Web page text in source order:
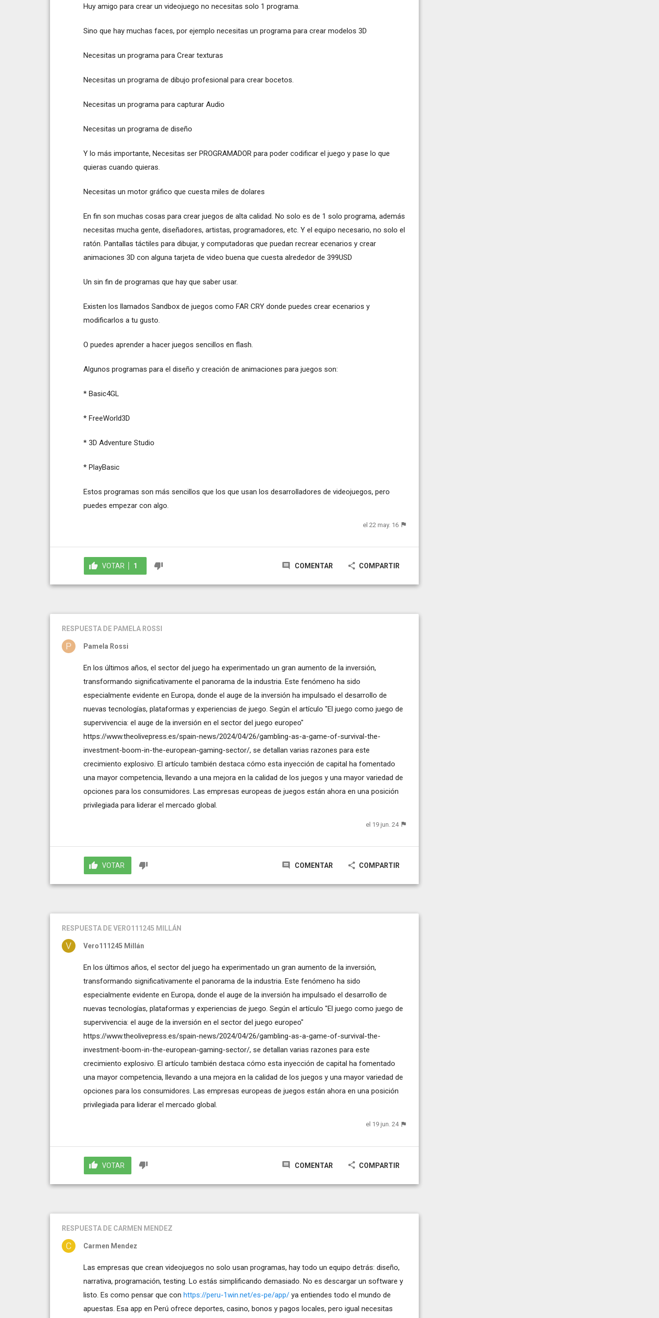
Huy amigo para crear un videojuego no necesitas solo 1 programa.
Sino que hay muchas faces, por ejemplo necesitas un programa para crear modelos 3D
Necesitas un programa para Crear texturas
Necesitas un programa de dibujo profesional para crear bocetos.
Necesitas un programa para capturar Audio
Necesitas un programa de diseño
Y lo más importante, Necesitas ser PROGRAMADOR para poder codificar el juego y pase lo que
quieras cuando quieras.
Necesitas un motor gráfico que cuesta miles de dolares
En fin son muchas cosas para crear juegos de alta calidad. No solo es de 1 solo programa, además
necesitas mucha gente, diseñadores, artistas, programadores, etc. Y el equipo necesario, no solo el
ratón. Pantallas táctiles para dibujar, y computadoras que puedan recrear ecenarios y crear
animaciones 3D con alguna tarjeta de video buena que cuesta alrededor de 399USD
Un sin fin de programas que hay que saber usar.
Existen los llamados Sandbox de juegos como FAR CRY donde puedes crear ecenarios y
modificarlos a tu gusto.
O puedes aprender a hacer juegos sencillos en flash.
Algunos programas para el diseño y creación de animaciones para juegos son:
* Basic4GL
* FreeWorld3D
* 3D Adventure Studio
* PlayBasic
Estos programas son más sencillos que los que usan los desarrolladores de videojuegos, pero
puedes empezar con algo.
el 22 may. 16
VOTAR 1 COMENTAR COMPARTIR
RESPUESTA DE PAMELA ROSSI
Pamela Rossi
En los últimos años, el sector del juego ha experimentado un gran aumento de la inversión,
transformando significativamente el panorama de la industria. Este fenómeno ha sido
especialmente evidente en Europa, donde el auge de la inversión ha impulsado el desarrollo de
nuevas tecnologías, plataformas y experiencias de juego. Según el artículo "El juego como juego de
supervivencia: el auge de la inversión en el sector del juego europeo"
https://www.theolivepress.es/spain-news/2024/04/26/gambling-as-a-game-of-survival-the-
investment-boom-in-the-european-gaming-sector/, se detallan varias razones para este
crecimiento explosivo. El artículo también destaca cómo esta inyección de capital ha fomentado
una mayor competencia, llevando a una mejora en la calidad de los juegos y una mayor variedad de
opciones para los consumidores. Las empresas europeas de juegos están ahora en una posición
privilegiada para liderar el mercado global.
el 19 jun. 24
VOTAR COMENTAR COMPARTIR
RESPUESTA DE VERO111245 MILLÁN
Vero111245 Millán
En los últimos años, el sector del juego ha experimentado un gran aumento de la inversión,
transformando significativamente el panorama de la industria. Este fenómeno ha sido
especialmente evidente en Europa, donde el auge de la inversión ha impulsado el desarrollo de
nuevas tecnologías, plataformas y experiencias de juego. Según el artículo "El juego como juego de
supervivencia: el auge de la inversión en el sector del juego europeo"
https://www.theolivepress.es/spain-news/2024/04/26/gambling-as-a-game-of-survival-the-
investment-boom-in-the-european-gaming-sector/, se detallan varias razones para este
crecimiento explosivo. El artículo también destaca cómo esta inyección de capital ha fomentado
una mayor competencia, llevando a una mejora en la calidad de los juegos y una mayor variedad de
opciones para los consumidores. Las empresas europeas de juegos están ahora en una posición
privilegiada para liderar el mercado global.
el 19 jun. 24
VOTAR COMENTAR COMPARTIR
RESPUESTA DE CARMEN MENDEZ
Carmen Mendez
Las empresas que crean videojuegos no solo usan programas, hay todo un equipo detrás: diseño,
narrativa, programación, testing. Lo estás simplificando demasiado. No es descargar un software y
listo. Es como pensar que con https://peru-1win.net/es-pe/app/ ya entiendes todo el mundo de
apuestas. Esa app en Perú ofrece deportes, casino, bonos y pagos locales, pero igual necesitas